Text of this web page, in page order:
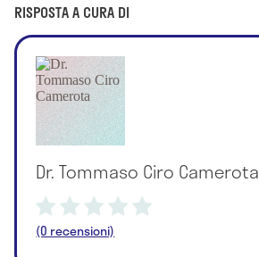
RISPOSTA A CURA DI
Dr. Tommaso Ciro Camerota
(0 recensioni)